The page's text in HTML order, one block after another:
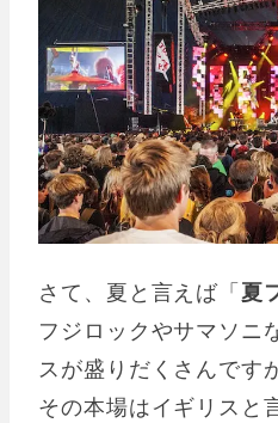
さて、夏と言えば「夏
フジロックやサマソニ
スが盛りだくさんです
その本場はイギリスと